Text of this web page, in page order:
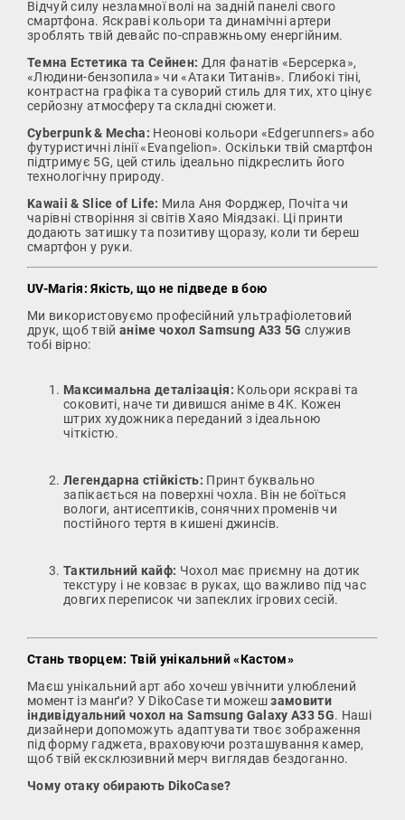
Відчуй силу незламної волі на задній панелі свого
смартфона. Яскраві кольори та динамічні артери
зроблять твій девайс по-справжньому енергійним.
Темна Естетика та Сейнен: Для фанатів «Берсерка»,
«Людини-бензопила» чи «Атаки Титанів». Глибокі тіні,
контрастна графіка та суворий стиль для тих, хто цінує
серйозну атмосферу та складні сюжети.
Cyberpunk & Mecha: Неонові кольори «Edgerunners» або
футуристичні лінії «Evangelion». Оскільки твій смартфон
підтримує 5G, цей стиль ідеально підкреслить його
технологічну природу.
Kawaii & Slice of Life: Мила Аня Форджер, Почіта чи
чарівні створіння зі світів Хаяо Міядзакі. Ці принти
додають затишку та позитиву щоразу, коли ти береш
смартфон у руки.
UV-Магія: Якість, що не підведе в бою
Ми використовуємо професійний ультрафіолетовий
друк, щоб твійаніме чохол Samsung A33 5G служив
тобі вірно:
Максимальна деталізація: Кольори яскраві та
соковиті, наче ти дивишся аніме в 4K. Кожен
штрих художника переданий з ідеальною
чіткістю.
Легендарна стійкість: Принт буквально
запікається на поверхні чохла. Він не боїться
вологи, антисептиків, сонячних променів чи
постійного тертя в кишені джинсів.
Тактильний кайф: Чохол має приємну на дотик
текстуру і не ковзає в руках, що важливо під час
довгих переписок чи запеклих ігрових сесій.
Стань творцем: Твій унікальний «Кастом»
Маєш унікальний арт або хочеш увічнити улюблений
момент із манґи? У DikoCase ти можешзамовити
індивідуальний чохол на Samsung Galaxy A33 5G. Наші
дизайнери допоможуть адаптувати твоє зображення
під форму гаджета, враховуючи розташування камер,
щоб твій ексклюзивний мерч виглядав бездоганно.
Чому отаку обирають DikoCase?